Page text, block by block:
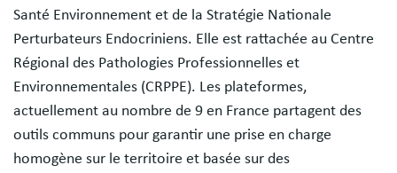
Santé Environnement et de la Stratégie Nationale
Perturbateurs Endocriniens. Elle est rattachée au Centre
Régional des Pathologies Professionnelles et
Environnementales (CRPPE). Les plateformes,
actuellement au nombre de 9 en France partagent des
outils communs pour garantir une prise en charge
homogène sur le territoire et basée sur des